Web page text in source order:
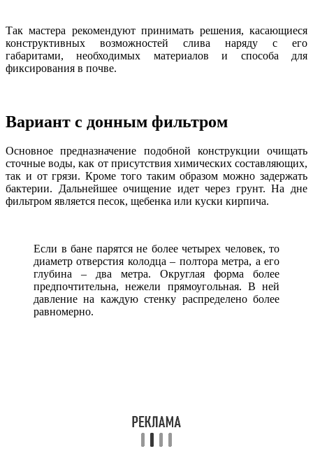
Так мастера рекомендуют принимать решения, касающиеся
конструктивных возможностей слива наряду с его
габаритами, необходимых материалов и способа для
фиксирования в почве.
Вариант с донным фильтром
Основное предназначение подобной конструкции очищать
сточные воды, как от присутствия химических составляющих,
так и от грязи. Кроме того таким образом можно задержать
бактерии. Дальнейшее очищение идет через грунт. На дне
фильтром является песок, щебенка или куски кирпича.
Если в бане парятся не более четырех человек, то
диаметр отверстия колодца – полтора метра, а его
глубина – два метра. Округлая форма более
предпочтительна, нежели прямоугольная. В ней
давление на каждую стенку распределено более
равномерно.